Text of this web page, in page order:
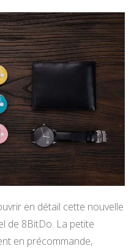
en détail cette nouvelle
de 8BitDo. La petite
en précommande,